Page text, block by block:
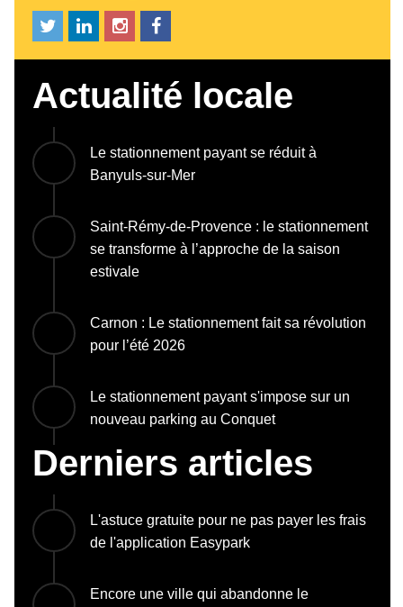
Actualité locale
Le stationnement payant se réduit à
Banyuls-sur-Mer
Saint-Rémy-de-Provence : le stationnement
se transforme à l’approche de la saison
estivale
Carnon : Le stationnement fait sa révolution
pour l’été 2026
Le stationnement payant s'impose sur un
nouveau parking au Conquet
Derniers articles
L'astuce gratuite pour ne pas payer les frais
de l'application Easypark
Encore une ville qui abandonne le